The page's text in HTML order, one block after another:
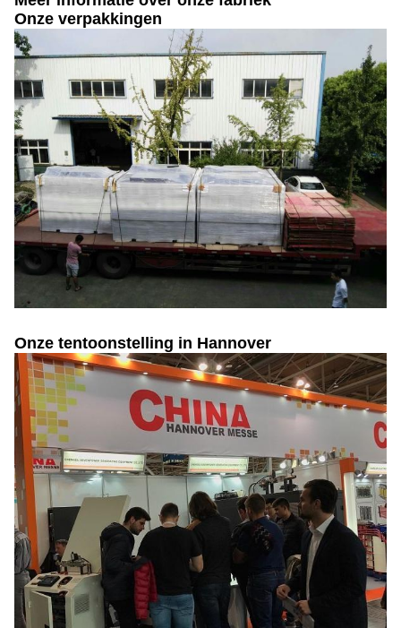
Onze verpakkingen
Onze tentoonstelling in Hannover